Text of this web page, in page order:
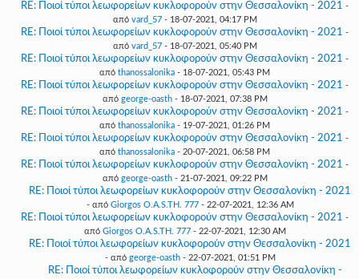
RE: Ποιοί τύποι λεωφορείων κυκλοφορούν στην Θεσσαλονίκη - 2021 -
από vard_57- 18-07-2021, 04:17 PM
RE: Ποιοί τύποι λεωφορείων κυκλοφορούν στην Θεσσαλονίκη - 2021 -
από vard_57- 18-07-2021, 05:40 PM
RE: Ποιοί τύποι λεωφορείων κυκλοφορούν στην Θεσσαλονίκη - 2021 -
από thanossalonika - 18-07-2021, 05:43 PM
RE: Ποιοί τύποι λεωφορείων κυκλοφορούν στην Θεσσαλονίκη - 2021 -
από george-oasth- 18-07-2021, 07:38 PM
RE: Ποιοί τύποι λεωφορείων κυκλοφορούν στην Θεσσαλονίκη - 2021 -
από thanossalonika - 19-07-2021, 01:26 PM
RE: Ποιοί τύποι λεωφορείων κυκλοφορούν στην Θεσσαλονίκη - 2021 -
από thanossalonika - 20-07-2021, 06:58 PM
RE: Ποιοί τύποι λεωφορείων κυκλοφορούν στην Θεσσαλονίκη - 2021 -
από george-oasth- 21-07-2021, 09:22 PM
RE: Ποιοί τύποι λεωφορείων κυκλοφορούν στην Θεσσαλονίκη - 2021
- από Giorgos O.A.S.TH. 777- 22-07-2021, 12:36 AM
RE: Ποιοί τύποι λεωφορείων κυκλοφορούν στην Θεσσαλονίκη - 2021 -
από Giorgos O.A.S.TH. 777- 22-07-2021, 12:30 AM
RE: Ποιοί τύποι λεωφορείων κυκλοφορούν στην Θεσσαλονίκη - 2021
- από george-oasth- 22-07-2021, 01:51 PM
RE: Ποιοί τύποι λεωφορείων κυκλοφορούν στην Θεσσαλονίκη -